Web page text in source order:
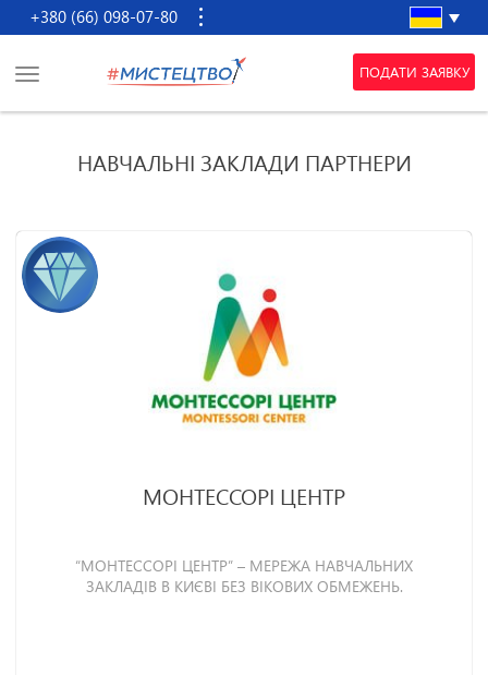
+380 (66) 098-07-80
ПОДАТИ ЗАЯВКУ
НАВЧАЛЬНI ЗАКЛАДИ ПАРТНЕРИ
МОНТЕССОРІ ЦЕНТР
“МОНТЕССОРІ ЦЕНТР” – МЕРЕЖА НАВЧАЛЬНИХ
ЗАКЛАДІВ В КИЄВІ БЕЗ ВІКОВИХ ОБМЕЖЕНЬ.